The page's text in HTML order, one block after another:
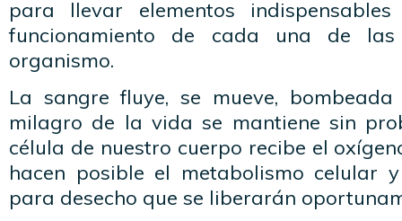
para llevar elementos
funcionamiento de cada una de
organismo.
La sangre fluye, se mueve,
milagro de la vida se mantiene sin
célula de nuestro cuerpo recibe el
hacen posible el metabolismo celular
para desecho que se liberarán